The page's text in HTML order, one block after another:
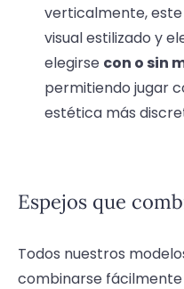
verticalmente,
visual estilizado y
elegirse con o sin
permitiendo jugar
estética más
Espejos que
Todos nuestros
combinarse